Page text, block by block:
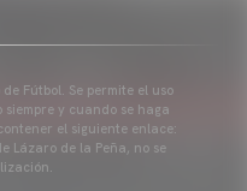
Fútbol. Se permite el uso
y cuando se haga
el siguiente enlace:
Lázaro de la Peña, no se